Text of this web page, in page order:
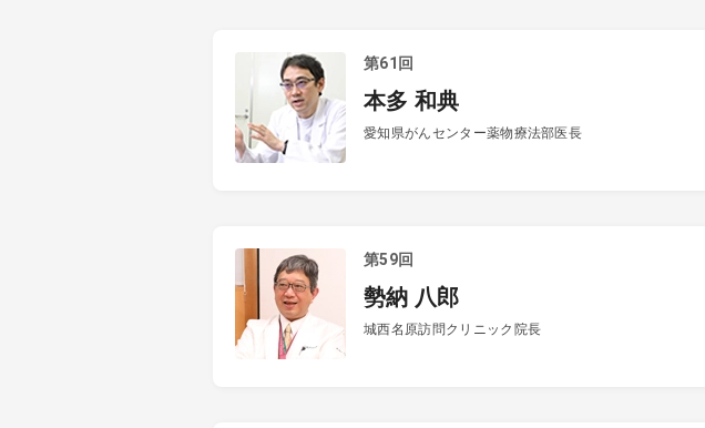
第61回
本多 和典
愛知県がんセンター薬物療法部医長
第59回
勢納 八郎
城西名原訪問クリニック院長